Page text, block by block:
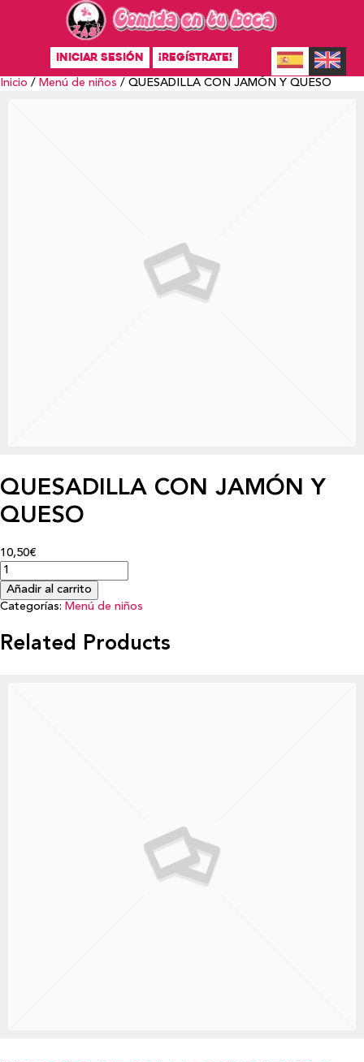
INICIAR SESIÓN ¡REGÍSTRATE!
Inicio / Menú de niños / QUESADILLA CON JAMÓN Y QUESO
QUESADILLA CON JAMÓN Y
QUESO
10,50€
Añadir al carrito
Categorías: Menú de niños
Related Products